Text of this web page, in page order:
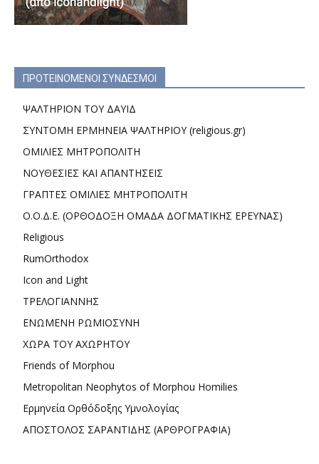
ΠΡΟΤΕΙΝΟΜΕΝΟΙ ΣΥΝΔΕΣΜΟΙ
ΨΑΛΤΗΡΙΟΝ ΤΟΥ ΔΑΥΙΔ
ΣΥΝΤΟΜΗ ΕΡΜΗΝΕΙΑ ΨΑΛΤΗΡΙΟΥ (religious.gr)
ΟΜΙΛΙΕΣ ΜΗΤΡΟΠΟΛΙΤΗ
ΝΟΥΘΕΣΙΕΣ ΚΑΙ ΑΠΑΝΤΗΣΕΙΣ
ΓΡΑΠΤΕΣ ΟΜΙΛΙΕΣ ΜΗΤΡΟΠΟΛΙΤΗ
Ο.Ο.Δ.Ε. (ΟΡΘΟΔΟΞΗ ΟΜΑΔΑ ΔΟΓΜΑΤΙΚΗΣ ΕΡΕΥΝΑΣ)
Religious
RumOrthodox
Icon and Light
ΤΡΕΛΟΓΙΑΝΝΗΣ
ΕΝΩΜΕΝΗ ΡΩΜΙΟΣΥΝΗ
ΧΩΡΑ ΤΟΥ ΑΧΩΡΗΤΟΥ
Friends of Morphou
Metropolitan Neophytos of Morphou Homilies
Ερμηνεία Ορθόδοξης Υμνολογίας
ΑΠΟΣΤΟΛΟΣ ΣΑΡΑΝΤΙΔΗΣ (ΑΡΘΡΟΓΡΑΦΙΑ)